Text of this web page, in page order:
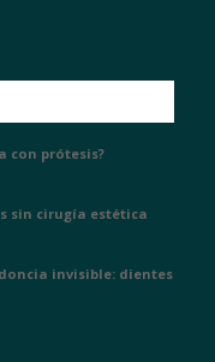
con prótesis?
sin cirugía estética
invisible: dientes